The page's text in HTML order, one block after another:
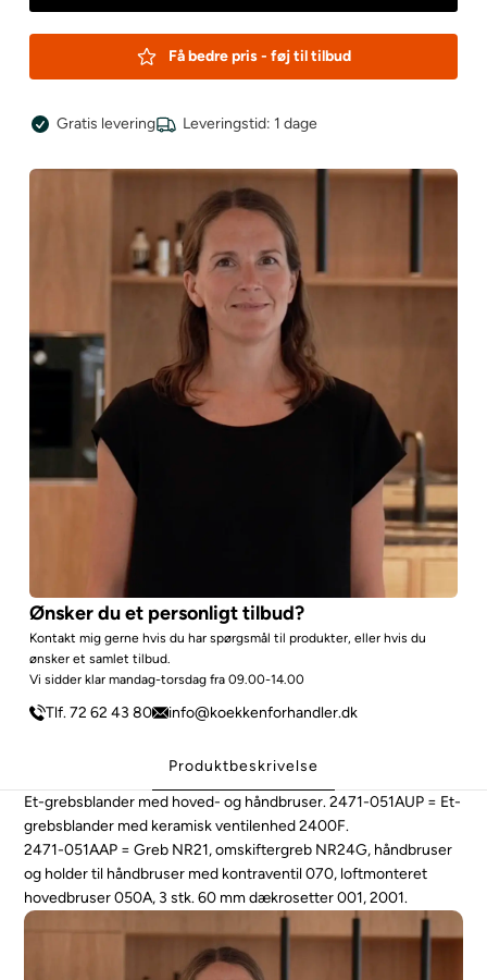
Få bedre pris - føj til tilbud
Gratis levering Leveringstid: 1 dage
Ønsker du et personligt tilbud?
Kontakt mig gerne hvis du har spørgsmål til produkter, eller hvis du
ønsker et samlet tilbud.
Vi sidder klar mandag-torsdag fra 09.00-14.00
Tlf. 72 62 43 80 info@koekkenforhandler.dk
Produktbeskrivelse
Et-grebsblander med hoved- og håndbruser.2471-051AUP = Et-
grebsblander med keramisk ventilenhed 2400F.
2471-051AAP = Greb NR21, omskiftergreb NR24G, håndbruser
og holder til håndbruser med kontraventil 070, loftmonteret
hovedbruser 050A, 3 stk. 60 mm dækrosetter 001, 2001.